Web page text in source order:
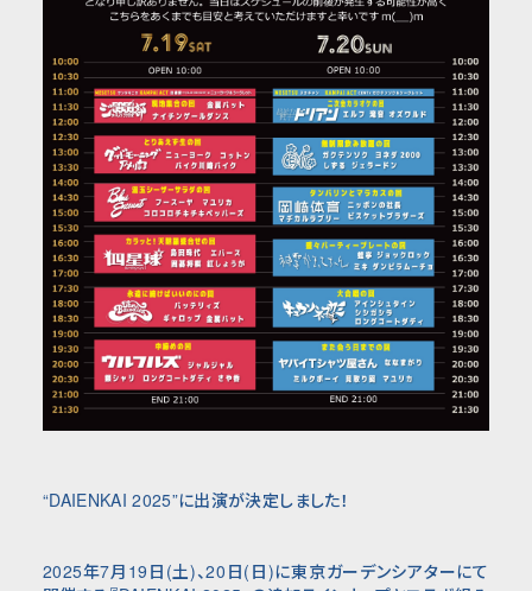
“DAIENKAI 2025”に出演が決定しました！
2025年7月19日(土)、20日(日)に東京ガーデンシアターにて